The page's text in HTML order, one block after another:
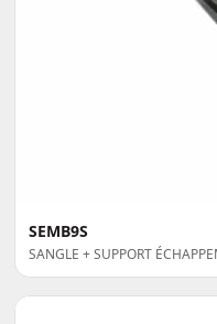
SEMB9S
SANGLE + SUPPORT